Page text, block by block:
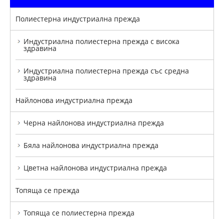
Полиестерна индустриална прежда
Индустриална полиестерна прежда с висока
здравина
Индустриална полиестерна прежда със средна
здравина
Найлонова индустриална прежда
Черна найлонова индустриална прежда
Бяла найлонова индустриална прежда
Цветна найлонова индустриална прежда
Топяща се прежда
Топяща се полиестерна прежда